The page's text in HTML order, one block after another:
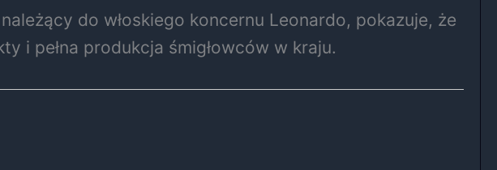
do włoskiego koncernu Leonardo, pokazuje, że
i pełna produkcja śmigłowców w kraju.